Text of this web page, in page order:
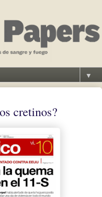
▼
cretinos?